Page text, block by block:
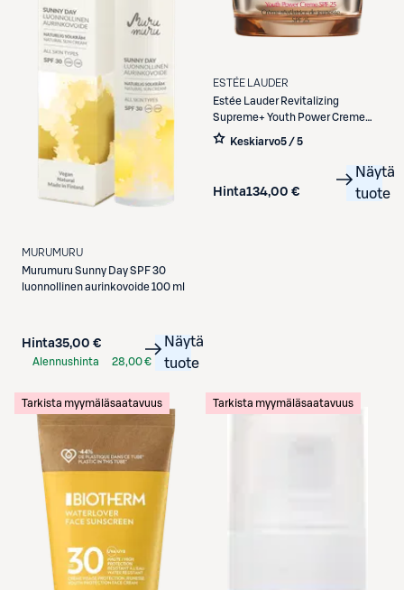
MURUMURU
Murumuru Sunny Day SPF 30
luonnollinen aurinkovoide 100 ml
Hinta35,00 €
Alennushinta
28,00 €
Näytä
tuote
ESTÉE LAUDER
Estée Lauder Revitalizing
Supreme+ Youth Power Creme
SPF 25 päivävoide 50 ml
Keskiarvo5 / 5
Hinta134,00 €
Näytä
tuote
Tarkista myymäläsaatavuus Tarkista myymäläsaatavuus